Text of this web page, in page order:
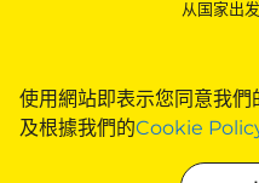
使用網站即表示您同意我們
及根據我們的Cookie
从国家出发